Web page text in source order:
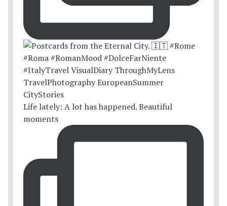
Life lately: A lot has happened. Beautiful
moments